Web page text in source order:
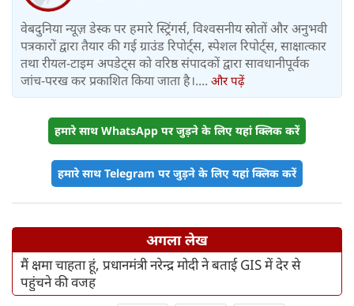
वेबदुनिया न्यूज़ डेस्क पर हमारे स्ट्रिंगर्स, विश्वसनीय स्रोतों और अनुभवी
पत्रकारों द्वारा तैयार की गई ग्राउंड रिपोर्ट्स, स्पेशल रिपोर्ट्स, साक्षात्कार
तथा रीयल-टाइम अपडेट्स को वरिष्ठ संपादकों द्वारा सावधानीपूर्वक
जांच-परख कर प्रकाशित किया जाता है।.... और पढ़ें
हमारे साथ WhatsApp पर जुड़ने के लिए यहां क्लिक करें
हमारे साथ Telegram पर जुड़ने के लिए यहां क्लिक करें
अगला लेख
मैं क्षमा चाहता हूं, प्रधानमंत्री नरेन्द्र मोदी ने बताई GIS में देर से
पहुंचने की वजह